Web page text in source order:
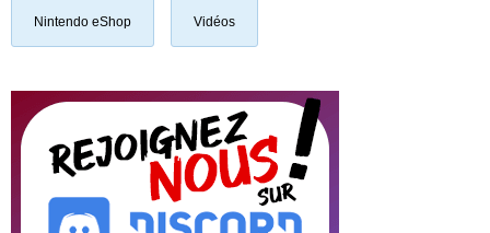
Nintendo eShop Vidéos